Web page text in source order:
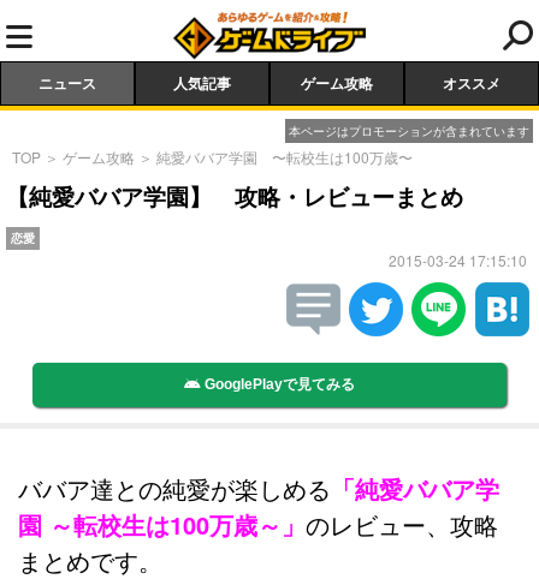
ニュース 人気記事 ゲーム攻略 オススメ
本ページはプロモーションが含まれています
TOP ＞ ゲーム攻略 ＞ 純愛ババア学園 〜転校生は100万歳〜
【純愛ババア学園】 攻略・レビューまとめ
恋愛
2015-03-24 17:15:10
GooglePlayで見てみる
ババア達との純愛が楽しめる 「純愛ババア学
園 ～転校生は100万歳～」 のレビュー、攻略
まとめです。